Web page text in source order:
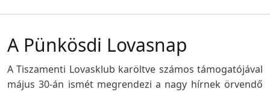
A Pünkösdi Lovasnap
A Tiszamenti Lovasklub karöltve számos támogatójával
május 30-án ismét megrendezi a nagy hírnek örvendő